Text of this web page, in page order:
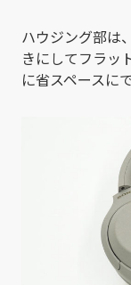
ハウジング部は
きにしてフラッ
に省スペースに